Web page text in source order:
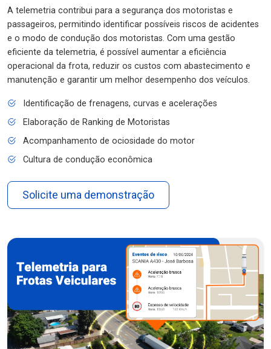
A telemetria contribui para a segurança dos motoristas e
passageiros, permitindo identificar possíveis riscos de acidentes
e o modo de condução dos motoristas. Com uma gestão
eficiente da telemetria, é possível aumentar a eficiência
operacional da frota, reduzir os custos com abastecimento e
manutenção e garantir um melhor desempenho dos veículos.
Identificação de frenagens, curvas e acelerações
Elaboração de Ranking de Motoristas
Acompanhamento de ociosidade do motor
Cultura de condução econômica
Solicite uma demonstração